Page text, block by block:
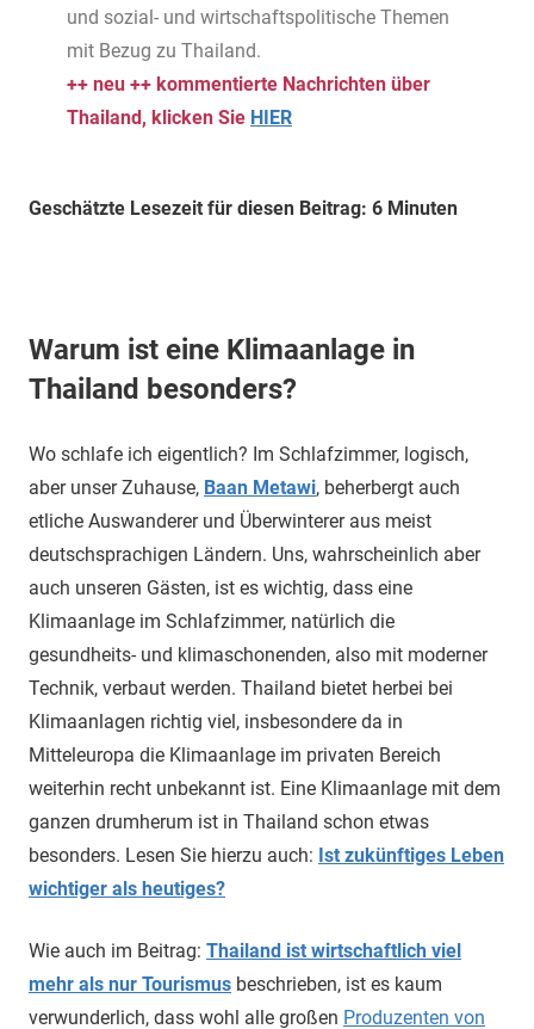
und sozial- und wirtschaftspolitische Themen
mit Bezug zu Thailand.
++ neu ++ kommentierte Nachrichten über
Thailand, klicken Sie HIER
Geschätzte Lesezeit für diesen Beitrag: 6 Minuten
Warum ist eine Klimaanlage in
Thailand besonders?
Wo schlafe ich eigentlich? Im Schlafzimmer, logisch,
aber unser Zuhause, Baan Metawi, beherbergt auch
etliche Auswanderer und Überwinterer aus meist
deutschsprachigen Ländern. Uns, wahrscheinlich aber
auch unseren Gästen, ist es wichtig, dass eine
Klimaanlage im Schlafzimmer, natürlich die
gesundheits- und klimaschonenden, also mit moderner
Technik, verbaut werden. Thailand bietet herbei bei
Klimaanlagen richtig viel, insbesondere da in
Mitteleuropa die Klimaanlage im privaten Bereich
weiterhin recht unbekannt ist. Eine Klimaanlage mit dem
ganzen drumherum ist in Thailand schon etwas
besonders. Lesen Sie hierzu auch: Ist zukünftiges Leben
wichtiger als heutiges?
Wie auch im Beitrag: Thailand ist wirtschaftlich viel
mehr als nur Tourismus beschrieben, ist es kaum
verwunderlich, dass wohl alle großen Produzenten von